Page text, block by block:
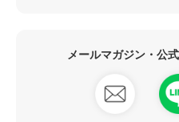
メールマガジン・公